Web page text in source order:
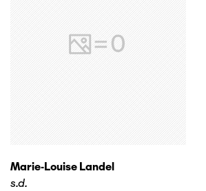
Marie-Louise Landel
s.d.